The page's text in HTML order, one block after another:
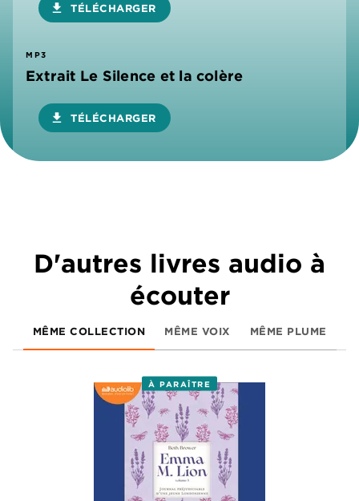
download TÉLÉCHARGER
MP3
Extrait Le Silence et la colère
download TÉLÉCHARGER
D'autres livres audio à
écouter
MÊME COLLECTION MÊME VOIX MÊME PLUME
À PARAÎTRE